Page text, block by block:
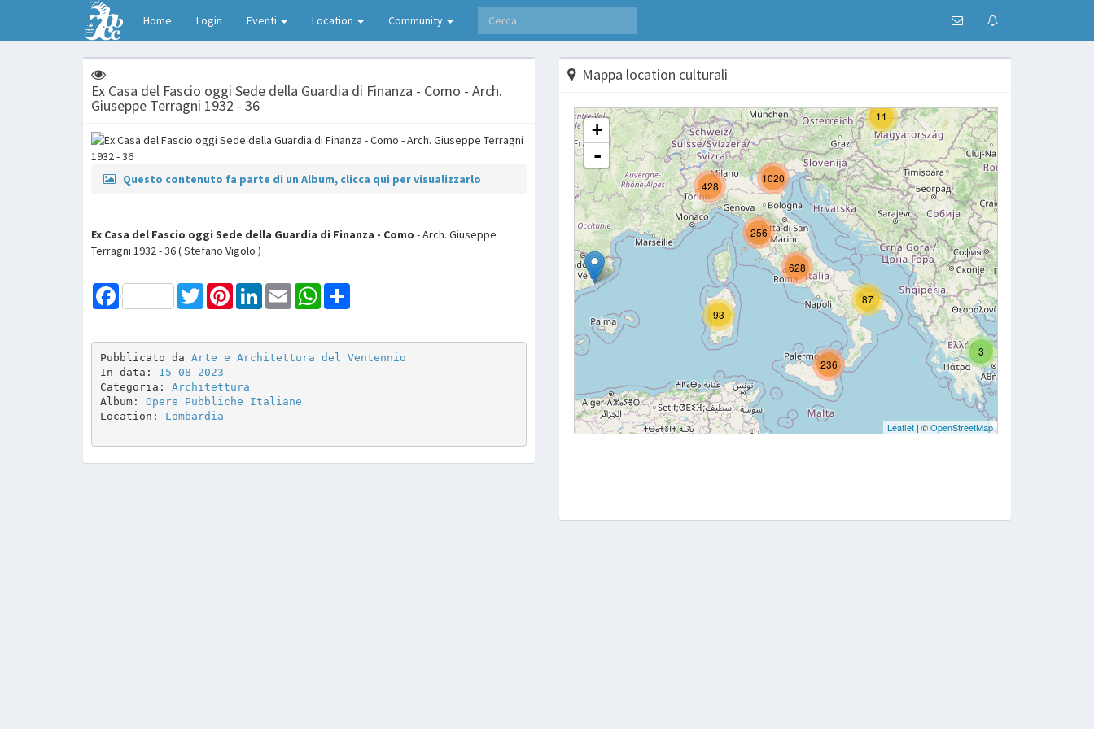
Home Login Eventi Location Community
Ex Casa del Fascio oggi Sede della Guardia di Finanza - Como - Arch.
Giuseppe Terragni 1932 - 36
Questo contenuto fa parte di un Album, clicca qui per visualizzarlo
Ex Casa del Fascio oggi Sede della Guardia di Finanza - Como - Arch. Giuseppe
Terragni 1932 - 36 ( Stefano Vigolo )
Facebook TwitterPinterestLinkedInEmail WhatsApp
Pubblicato da Arte e Architettura del Ventennio
In data: 15-08-2023
Categoria: Architettura
Album: Opere Pubbliche Italiane
Location: Lombardia
Mappa location culturali